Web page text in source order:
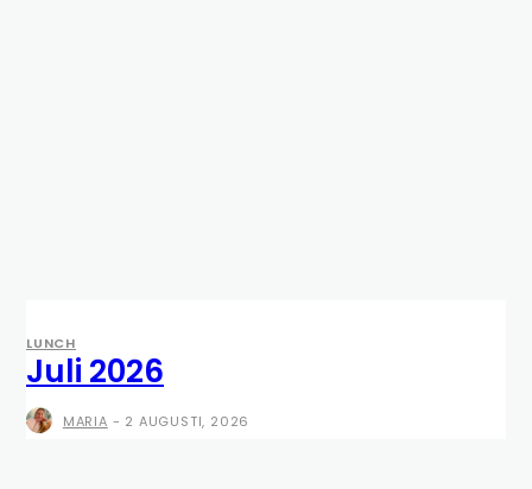
LUNCH
Juli 2026
MARIA - 2 AUGUSTI, 2026